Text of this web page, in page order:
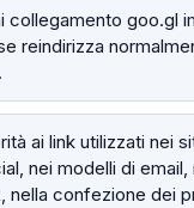
collegamento goo.gl
reindirizza
ai link utilizzati nei
nei modelli di
nella confezione dei